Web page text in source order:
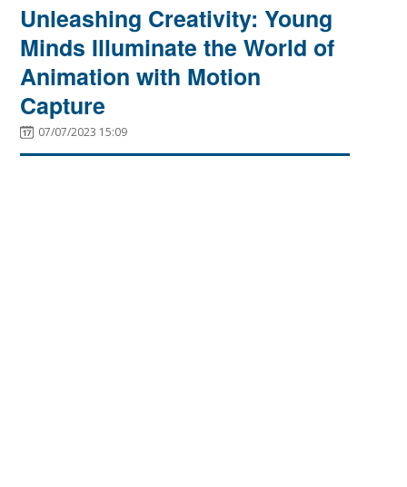
Unleashing Creativity: Young
Minds Illuminate the World of
Animation with Motion
Capture
07/07/2023 15:09